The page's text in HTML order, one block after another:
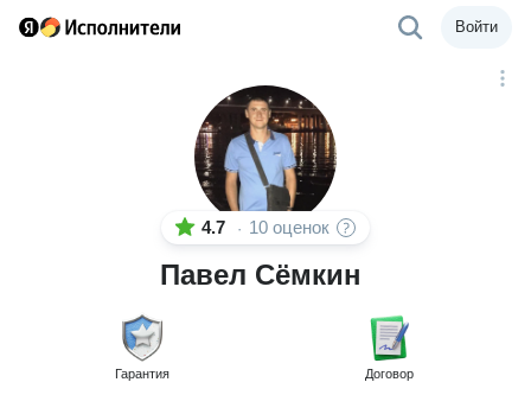
Войти
4.7 · 10 оценок
Павел Сёмкин
Гарантия Договор